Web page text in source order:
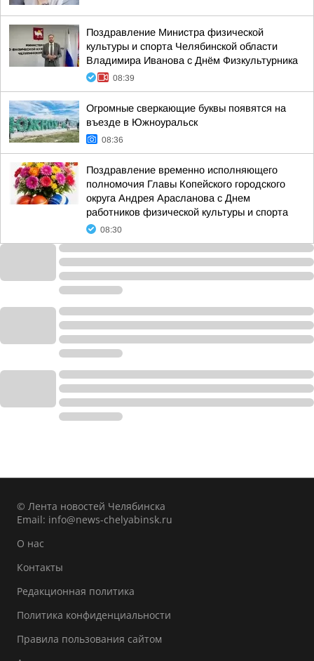
Поздравление Министра физической
культуры и спорта Челябинской области
Владимира Иванова с Днём Физкультурника
08:39
Огромные сверкающие буквы появятся на
въезде в Южноуральск
08:36
Поздравление временно исполняющего
полномочия Главы Копейского городского
округа Андрея Арасланова с Днем
работников физической культуры и спорта
08:30
© Лента новостей Челябинска
Email: info@news-chelyabinsk.ru
О нас
Контакты
Редакционная политика
Политика конфиденциальности
Правила пользования сайтом